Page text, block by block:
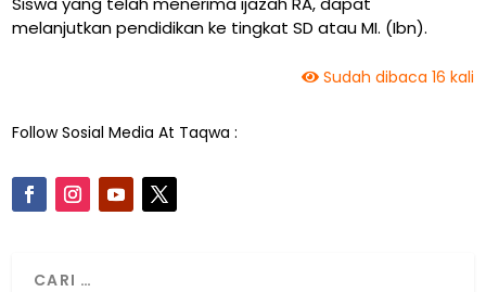
melanjutkan pendidikan ke tingkat SD atau MI. (Ibn).
Sudah dibaca 16 kali
Follow Sosial Media At Taqwa :